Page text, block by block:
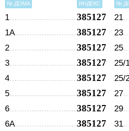
№ ДОМА ИНДЕКС
1 385127
1А 385127
2 385127
3 385127
4 385127
5 385127
6 385127
6А 385127
№
21
23
25
25/
25/
27
29
31